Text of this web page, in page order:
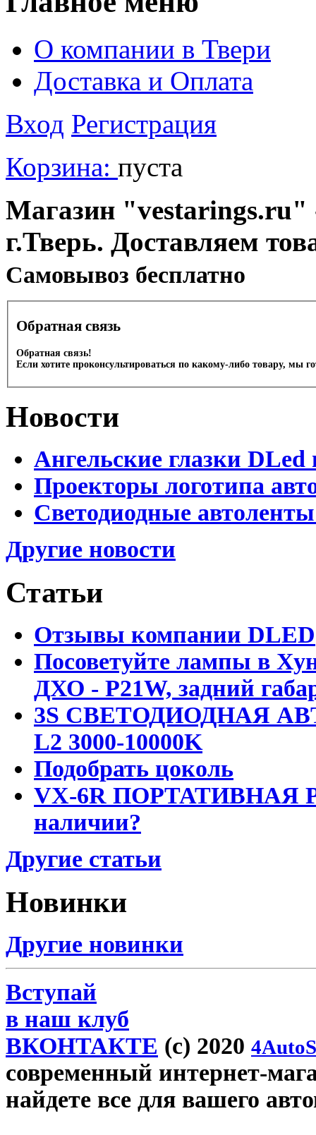
О компании в Твери
Доставка и Оплата
Вход Регистрация
Корзина: пуста
Магазин "vestarings.ru"
г.Тверь. Доставляем
Cамовывоз бесплатно
Обратная связь
Обратная связь!
Если хотите проконсультироваться по какому-либо товару, мы
Новости
Ангельские глазки DLed
Проекторы логотипа
Светодиодные
Другие новости
Статьи
Отзывы компании DLED
Посоветуйте лампы в
ДХО - P21W, задний
3S СВЕТОДИОДНАЯ
L2 3000-10000K
Подобрать цоколь
VX-6R ПОРТАТИВНАЯ
наличии?
Другие статьи
Новинки
Другие новинки
Вступай
в наш клуб
ВКОНТАКТЕ (c) 2020
современный интернет-
найдете все для вашего